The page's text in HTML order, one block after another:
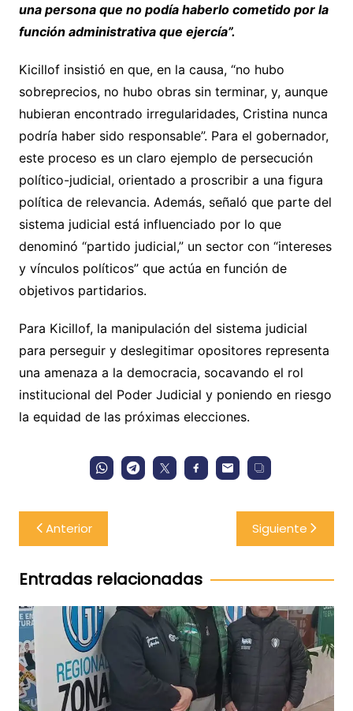
una persona que no podía haberlo cometido por la
función administrativa que ejercía”.
Kicillof insistió en que, en la causa, “no hubo
sobreprecios, no hubo obras sin terminar, y, aunque
hubieran encontrado irregularidades, Cristina nunca
podría haber sido responsable”. Para el gobernador,
este proceso es un claro ejemplo de persecución
político-judicial, orientado a proscribir a una figura
política de relevancia. Además, señaló que parte del
sistema judicial está influenciado por lo que
denominó “partido judicial,” un sector con “intereses
y vínculos políticos” que actúa en función de
objetivos partidarios.
Para Kicillof, la manipulación del sistema judicial
para perseguir y deslegitimar opositores representa
una amenaza a la democracia, socavando el rol
institucional del Poder Judicial y poniendo en riesgo
la equidad de las próximas elecciones.
Navegación
de
entradas
Anterior Siguiente
Entradas relacionadas